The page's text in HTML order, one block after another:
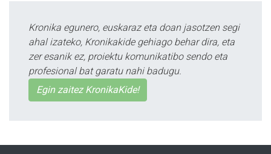
Kronika egunero, euskaraz eta doan jasotzen segi
ahal izateko, Kronikakide gehiago behar dira, eta
zer esanik ez, proiektu komunikatibo sendo eta
profesional bat garatu nahi badugu.
Egin zaitez KronikaKide!